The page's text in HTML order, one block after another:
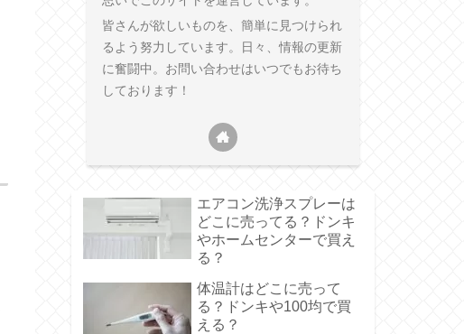
皆さんが欲しいものを、簡単に見つけられ
るよう努力しています。日々、情報の更新
に奮闘中。お問い合わせはいつでもお待ち
しております！
エアコン洗浄スプレーは
どこに売ってる？ドンキ
やホームセンターで買え
る？
体温計はどこに売って
る？ドンキや100均で買
える？